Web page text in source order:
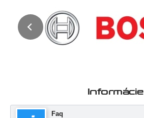
Informácie
Faq